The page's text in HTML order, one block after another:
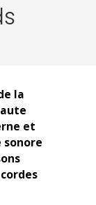
la
et
sonore